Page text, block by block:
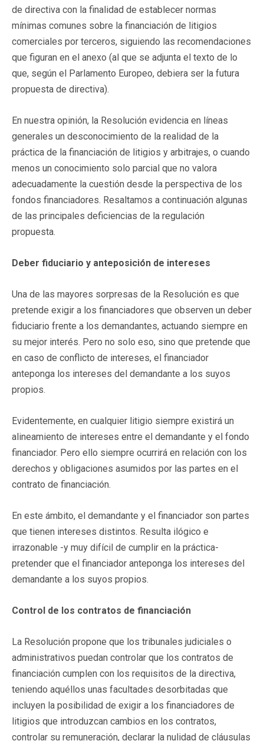
de directiva con la finalidad de establecer normas
mínimas comunes sobre la financiación de litigios
comerciales por terceros, siguiendo las recomendaciones
que figuran en el anexo (al que se adjunta el texto de lo
que, según el Parlamento Europeo, debiera ser la futura
propuesta de directiva).
En nuestra opinión, la Resolución evidencia en líneas
generales un desconocimiento de la realidad de la
práctica de la financiación de litigios y arbitrajes, o cuando
menos un conocimiento solo parcial que no valora
adecuadamente la cuestión desde la perspectiva de los
fondos financiadores. Resaltamos a continuación algunas
de las principales deficiencias de la regulación
propuesta.
Deber fiduciario y anteposición de intereses
Una de las mayores sorpresas de la Resolución es que
pretende exigir a los financiadores que observen un deber
fiduciario frente a los demandantes, actuando siempre en
su mejor interés. Pero no solo eso, sino que pretende que
en caso de conflicto de intereses, el financiador
anteponga los intereses del demandante a los suyos
propios.
Evidentemente, en cualquier litigio siempre existirá un
alineamiento de intereses entre el demandante y el fondo
financiador. Pero ello siempre ocurrirá en relación con los
derechos y obligaciones asumidos por las partes en el
contrato de financiación.
En este ámbito, el demandante y el financiador son partes
que tienen intereses distintos. Resulta ilógico e
irrazonable -y muy difícil de cumplir en la práctica-
pretender que el financiador anteponga los intereses del
demandante a los suyos propios.
Control de los contratos de financiación
La Resolución propone que los tribunales judiciales o
administrativos puedan controlar que los contratos de
financiación cumplen con los requisitos de la directiva,
teniendo aquéllos unas facultades desorbitadas que
incluyen la posibilidad de exigir a los financiadores de
litigios que introduzcan cambios en los contratos,
controlar su remuneración, declarar la nulidad de cláusulas